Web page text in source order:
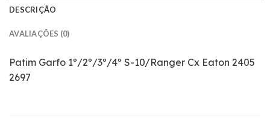
DESCRIÇÃO
AVALIAÇÕES (0)
Patim Garfo 1º/2º/3º/4º S-10/Ranger Cx Eaton 2405
2697